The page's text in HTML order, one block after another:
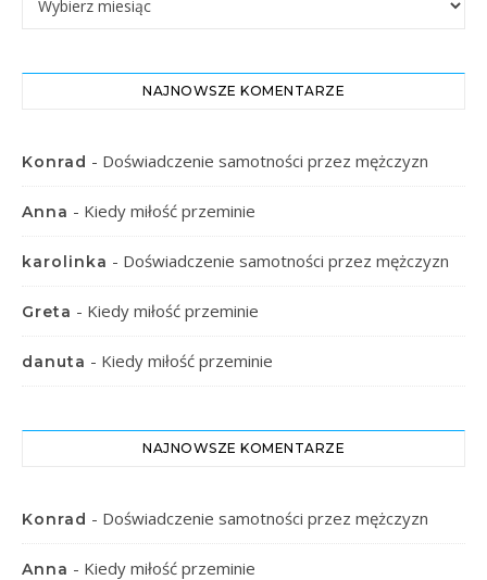
NAJNOWSZE KOMENTARZE
Konrad - Doświadczenie samotności przez mężczyzn
Anna - Kiedy miłość przeminie
karolinka - Doświadczenie samotności przez mężczyzn
Greta - Kiedy miłość przeminie
danuta - Kiedy miłość przeminie
NAJNOWSZE KOMENTARZE
Konrad - Doświadczenie samotności przez mężczyzn
Anna - Kiedy miłość przeminie